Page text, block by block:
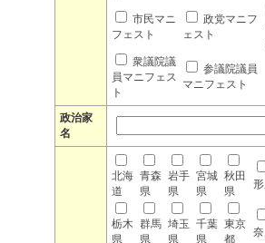
市民マニ
フェスト
政党マニフ
ェスト
衆議院議
員マニフェス
ト
参議院議員
マニフェスト
政治家
名
北海
道
青森
県
岩手
県
宮城
県
秋田
県
栃木
県
群馬
県
埼玉
県
千葉
県
東京
都